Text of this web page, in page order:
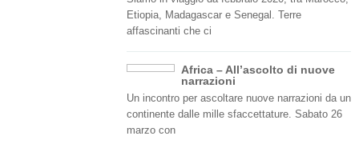
Etiopia, Madagascar e Senegal. Terre
affascinanti che ci
Africa – All’ascolto di nuove
narrazioni
Un incontro per ascoltare nuove narrazioni da un
continente dalle mille sfaccettature. Sabato 26
marzo con